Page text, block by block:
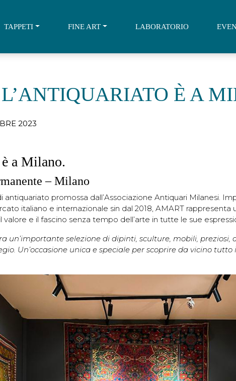
TAPPETI FINE ART LABORATORIO
È A
2023
a Milano.
– Milano
antiquariato promossa dall’Associazione Antiquari Milanesi.
italiano e internazionale sin dal 2018, AMART rappresenta
valore e il fascino senza tempo dell’arte in tutte le sue
un’importante selezione di dipinti, sculture, mobili,
Un’occasione unica e speciale per scoprire da vicino